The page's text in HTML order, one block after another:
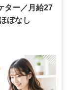
ター／月給27
ぼなし